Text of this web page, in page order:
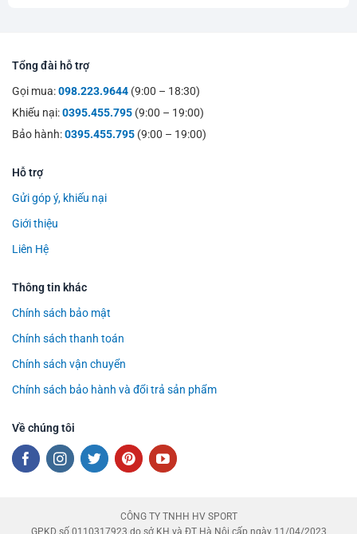
Tổng đài hỗ trợ
Gọi mua:098.223.9644 (9:00 – 18:30)
Khiếu nại:0395.455.795 (9:00 – 19:00)
Bảo hành:0395.455.795 (9:00 – 19:00)
Hỗ trợ
Gửi góp ý, khiếu nại
Giới thiệu
Liên Hệ
Thông tin khác
Chính sách bảo mật
Chính sách thanh toán
Chính sách vận chuyển
Chính sách bảo hành và đổi trả sản phẩm
Về chúng tôi
CÔNG TY TNHH HV SPORT